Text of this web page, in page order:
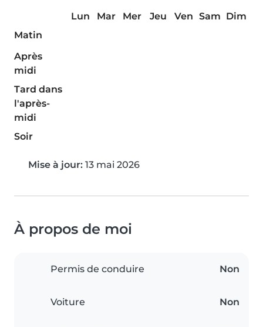
Lun Mar Mer Jeu Ven Sam Dim
Matin
Après
midi
Tard dans
l'après-
midi
Soir
Mise à jour: 13 mai 2026
À propos de moi
Permis de conduire Non
Voiture Non